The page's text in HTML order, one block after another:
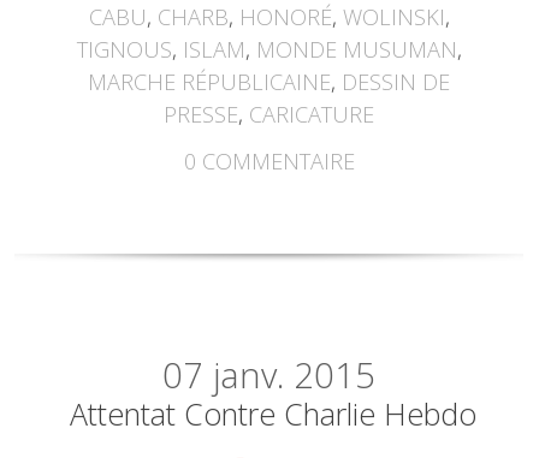
CABU, CHARB, HONORÉ, WOLINSKI,
TIGNOUS, ISLAM, MONDE MUSUMAN,
MARCHE RÉPUBLICAINE, DESSIN DE
PRESSE, CARICATURE
0 COMMENTAIRE
07 janv. 2015
Attentat Contre Charlie Hebdo